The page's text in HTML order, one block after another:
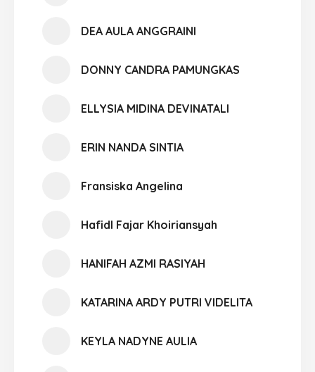
DEA AULA ANGGRAINI
DONNY CANDRA PAMUNGKAS
ELLYSIA MIDINA DEVINATALI
ERIN NANDA SINTIA
Fransiska Angelina
Hafidl Fajar Khoiriansyah
HANIFAH AZMI RASIYAH
KATARINA ARDY PUTRI VIDELITA
KEYLA NADYNE AULIA